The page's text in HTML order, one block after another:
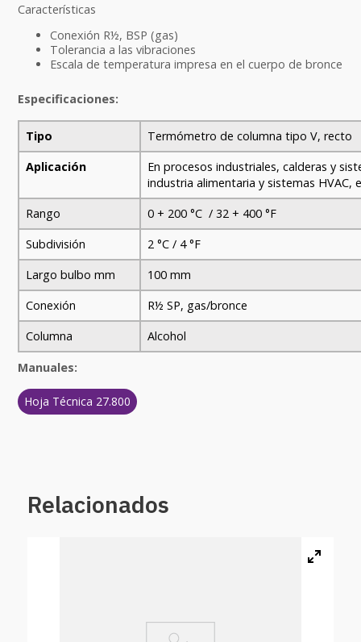
Características
Conexión R½, BSP (gas)
Tolerancia a las vibraciones
Escala de temperatura impresa en el cuerpo de bronce
Especificaciones:
Tipo
Termómetro de columna tipo V, recto
Aplicación
En procesos industriales, calderas y
industria alimentaria y sistemas HVAC,
Rango
0 + 200 °C / 32 + 400 °F
Subdivisión
2 °C / 4 °F
Largo bulbo mm
100 mm
Conexión
R½ SP, gas/bronce
Columna
Alcohol
Manuales:
Hoja Técnica 27.800
Relacionados